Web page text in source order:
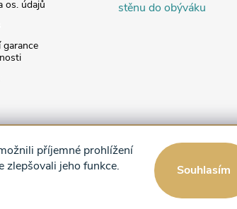
příjemné prohlížení
zlepšovali jeho funkce.
Souhlasím
os. údajů
garance
stěnu do obýváku